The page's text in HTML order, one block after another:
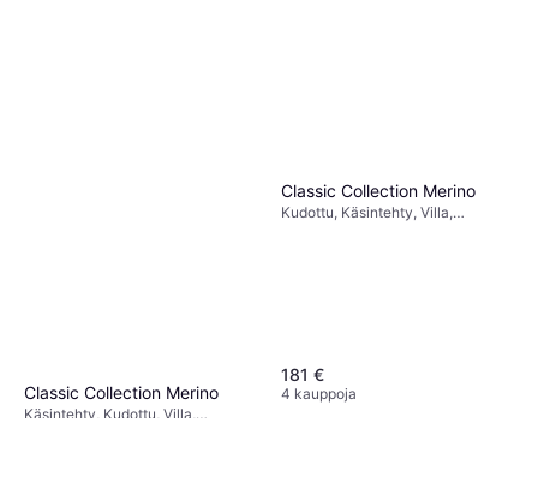
Classic Collection Merino
Käsintehty, Kudottu, Villa,
Classic Collection Merino
Kudottu, Käsintehty, Villa,
181 €
4 kauppoja